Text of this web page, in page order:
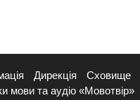
Дирекція Сховище
мови та аудіо «Мовотвір»